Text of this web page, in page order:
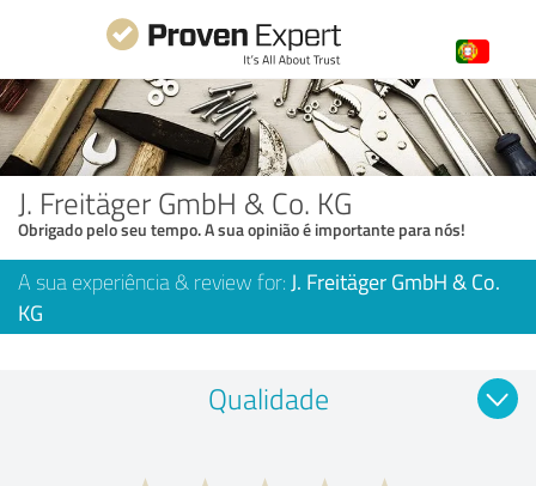
J. Freitäger GmbH & Co. KG
Obrigado pelo seu tempo. A sua opinião é importante para nós!
A sua experiência & review for: J. Freitäger GmbH & Co.
KG
Qualidade